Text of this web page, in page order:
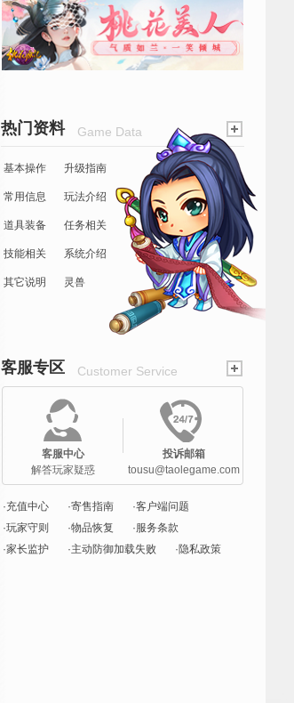
热门资料 Game Data
基本操作 升级指南
常用信息 玩法介绍
道具装备 任务相关
技能相关 系统介绍
其它说明 灵兽
客服专区 Customer Service
客服中心
解答玩家疑惑
投诉邮箱
tousu@taolegame.com
·充值中心 ·寄售指南
·客户端问题
·玩家守则
·物品恢复
·服务条款
·家长监护
·主动防御加载失败 ·隐私政策